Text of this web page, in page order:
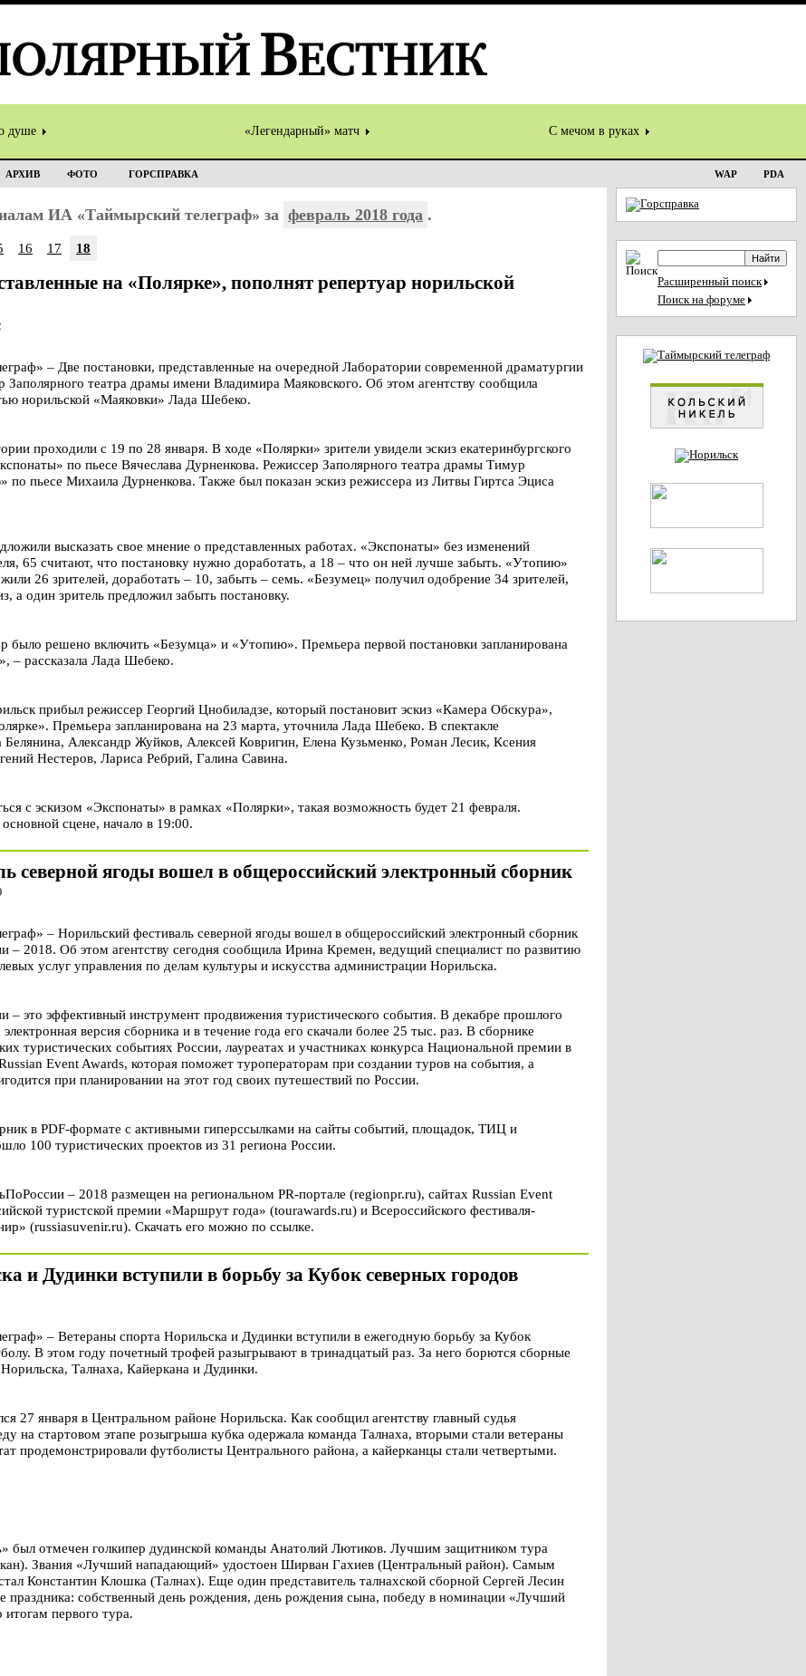
душе «Легендарный» матч С мечом в руках
АРХИВ ФОТО ГОРСПРАВКА WAP PDA
ИА «Таймырский телеграф» за февраль 2018 года .
16 17 18
на «Полярке», пополнят репертуар норильской
– Две постановки, представленные на очередной Лаборатории современной драматургии
Заполярного театра драмы имени Владимира Маяковского. Об этом агентству сообщила
норильской «Маяковки» Лада Шебеко.
проходили с 19 по 28 января. В ходе «Полярки» зрители увидели эскиз екатеринбургского
по пьесе Вячеслава Дурненкова. Режиссер Заполярного театра драмы Тимур
по пьесе Михаила Дурненкова. Также был показан эскиз режиссера из Литвы Гиртса Эциса
высказать свое мнение о представленных работах. «Экспонаты» без изменений
65 считают, что постановку нужно доработать, а 18 – что он ней лучше забыть. «Утопию»
26 зрителей, доработать – 10, забыть – семь. «Безумец» получил одобрение 34 зрителей,
а один зритель предложил забыть постановку.
было решено включить «Безумца» и «Утопию». Премьера первой постановки запланирована
– рассказала Лада Шебеко.
прибыл режиссер Георгий Цнобиладзе, который постановит эскиз «Камера Обскура»,
Премьера запланирована на 23 марта, уточнила Лада Шебеко. В спектакле
Белянина, Александр Жуйков, Алексей Ковригин, Елена Кузьменко, Роман Лесик, Ксения
Нестеров, Лариса Ребрий, Галина Савина.
с эскизом «Экспонаты» в рамках «Полярки», такая возможность будет 21 февраля.
сцене, начало в 19:00.
северной ягоды вошел в общероссийский электронный сборник
– Норильский фестиваль северной ягоды вошел в общероссийский электронный сборник
– 2018. Об этом агентству сегодня сообщила Ирина Кремен, ведущий специалист по развитию
услуг управления по делам культуры и искусства администрации Норильска.
– это эффективный инструмент продвижения туристического события. В декабре прошлого
версия сборника и в течение года его скачали более 25 тыс. раз. В сборнике
туристических событиях России, лауреатах и участниках конкурса Национальной премии в
Event Awards, которая поможет туроператорам при создании туров на события, а
при планировании на этот год своих путешествий по России.
в PDF-формате с активными гиперссылками на сайты событий, площадок, ТИЦ и
100 туристических проектов из 31 региона России.
– 2018 размещен на региональном PR-портале (regionpr.ru), сайтах Russian Event
туристской премии «Маршрут года» (tourawards.ru) и Всероссийского фестиваля-
(russiasuvenir.ru). Скачать его можно по ссылке.
и Дудинки вступили в борьбу за Кубок северных городов
– Ветераны спорта Норильска и Дудинки вступили в ежегодную борьбу за Кубок
В этом году почетный трофей разыгрывают в тринадцатый раз. За него борются сборные
Талнаха, Кайеркана и Дудинки.
27 января в Центральном районе Норильска. Как сообщил агентству главный судья
на стартовом этапе розыгрыша кубка одержала команда Талнаха, вторыми стали ветераны
продемонстрировали футболисты Центрального района, а кайерканцы стали четвертыми.
был отмечен голкипер дудинской команды Анатолий Лютиков. Лучшим защитником тура
Звания «Лучший нападающий» удостоен Ширван Гахиев (Центральный район). Самым
Константин Клошка (Талнах). Еще один представитель талнахской сборной Сергей Лесин
праздника: собственный день рождения, день рождения сына, победу в номинации «Лучший
первого тура.
Расширенный поиск
Поиск на форуме